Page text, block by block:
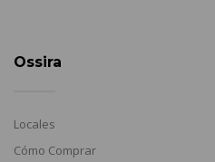
Ossira
Locales
Cómo Comprar